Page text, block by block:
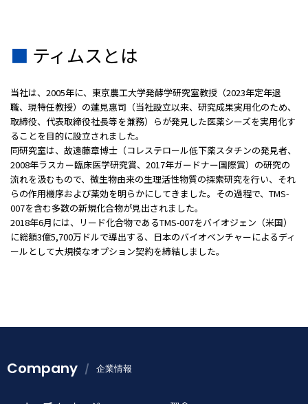
■ ティムスとは
当社は、 2005年に、東京農工大学発酵学研究室教授（2023年定年退
職、現特任教授）の蓮見惠司（当社設立以来、研究成果実用化のため、
取締役、代表取締役社長等を兼務）らが発見した医薬シーズを実用化す
ることを目的に設立されました。
同研究室は、故遠藤章博士（コレステロール低下薬スタチンの発見者、
2008年ラスカー臨床医学研究賞、 2017年ガードナー国際賞）の研究の
流れを汲むもので、微生物由来の生理活性物質の探索研究を行い、それ
らの作用機序および薬効を明らかにしてきました。その過程で、 TMS-
007を含む多数の新規化合物が見出されました。
2018年6月には、リード化合物であるTMS-007をバイオジェン（米国）
に総額3億5,700万ドルで導出する、日本のバイオベンチャーによるディ
ールとして大規模なオプション契約を締結しました。
Company 企業情報